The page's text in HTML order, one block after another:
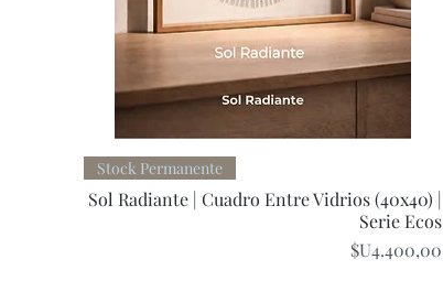
Quick View
Stock Permanente
Sol Radiante | Cuadro Entre Vidrios (40x40) |
Serie Ecos
Price
$U4.400,00